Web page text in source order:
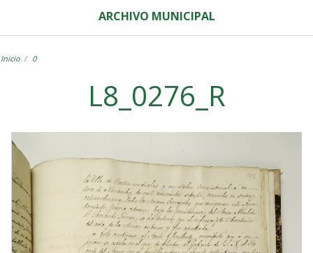
ARCHIVO MUNICIPAL
Inicio 0
L8_0276_R